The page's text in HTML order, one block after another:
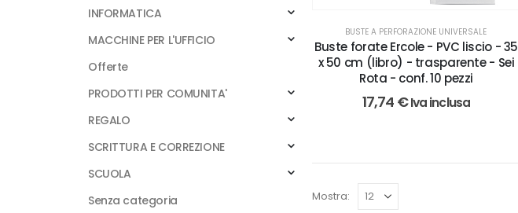
BUSTE A PERFORAZIONE UNIVERSALE
Buste forate Ercole - PVC liscio - 35
x 50 cm (libro) - trasparente - Sei
Rota - conf. 10 pezzi
17,74 €Iva inclusa
Mostra:
INFORMATICA
MACCHINE PER L'UFFICIO
Offerte
PRODOTTI PER COMUNITA'
REGALO
SCRITTURA E CORREZIONE
SCUOLA
Senza categoria